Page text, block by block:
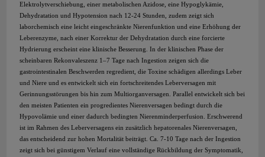
Elektrolytverschiebung, einer metabolischen Azidose, eine Hypoglykämie,
Dehydratation und Hypotension nach 12-24 Stunden, zudem zeigt sich
laborchemisch eine leicht eingeschränkte Nierenfunktion und eine Erhöhung der
Leberenzyme, nach einer Korrektur der Dehydratation durch eine forcierte
Hydrierung erscheint eine klinische Besserung. In der klinischen Phase der
scheinbaren Rekonvaleszenz 1–7 Tage nach Ingestion zeigen sich die
gastrointestinalen Beschwerden regredient, die Toxine schädigen allerdings Leber
und Niere und es entwickelt sich ein fortschreitendes Leberversagen mit
Gerinnungsstörungen bis hin zum Multiorganversagen. Parallel entwickelt sich bei
den meisten Patienten ein progredientes Nierenversagen bedingt durch die
Hypovolämie und einer dadurch bedingten Nierenminderperfusion. Erschwerend
ist im Rahmen des Leberversagens ein zusätzlich hepatorenales Nierenversagen,
das entscheidend zur hohen Mortalität beiträgt. Ca. 7-10 Tage nach der Ingestion
zeigt sich bei günstigem Verlauf eine vollständige Rückbildung der Symptomatik,